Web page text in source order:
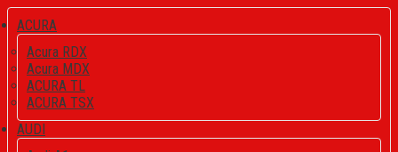
ACURA
Acura RDX
Acura MDX
ACURA TL
ACURA TSX
AUDI